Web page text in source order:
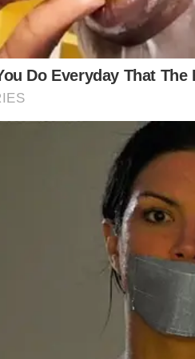
Do Everyday That